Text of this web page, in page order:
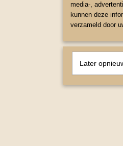
media-,
kunnen deze
verzameld door
Later